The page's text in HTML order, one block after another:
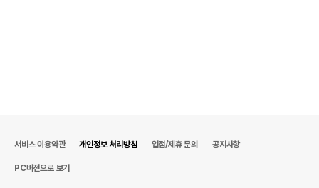
서비스 이용약관 개인정보 처리방침 입점/제휴 문의 공지사항
PC버전으로 보기